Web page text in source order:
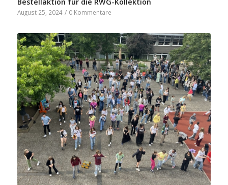
August 25, 2024 / 0 Kommentare